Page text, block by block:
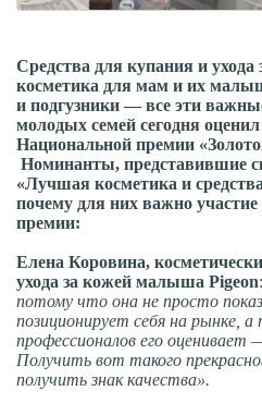
Средства для купания и ухода
косметика для мам и их
и подгузники — все эти
молодых семей сегодня
Национальной премии
Номинанты, представившие
«Лучшая косметика и
почему для них важно участие
премии:
Елена Коровина,
ухода за кожей малыша Pigeon:
потому что она не просто
позиционирует себя на рынке, а
профессионалов его оценивает
Получить вот такого
получить знак качества».